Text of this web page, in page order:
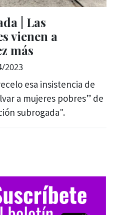
| Las
vienen a
más
2023
esa insistencia de
a mujeres pobres” de
subrogada".